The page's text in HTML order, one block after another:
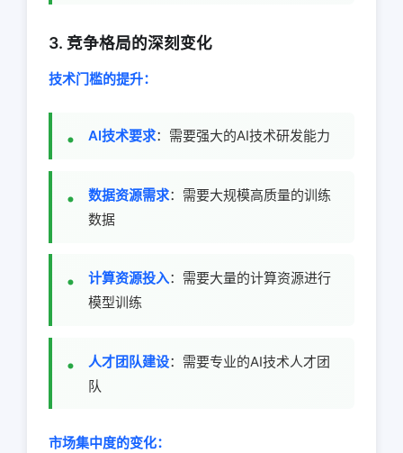
3. 竞争格局的深刻变化
技术门槛的提升：
AI技术要求：需要强大的AI技术研发能力
数据资源需求：需要大规模高质量的训练
数据
计算资源投入：需要大量的计算资源进行
模型训练
人才团队建设：需要专业的AI技术人才团
队
市场集中度的变化：